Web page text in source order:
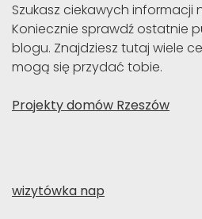
Szukasz ciekawych informacji
Koniecznie sprawdź ostatnie
blogu. Znajdziesz tutaj wiele
mogą się przydać tobie.
Projekty domów Rzeszów
wizytówka nap